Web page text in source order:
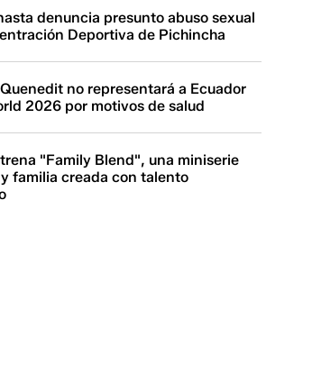
denuncia presunto abuso sexual
Deportiva de Pichincha
no representará a Ecuador
2026 por motivos de salud
"Family Blend", una miniserie
familia creada con talento